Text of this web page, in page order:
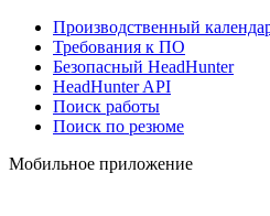
Производственный
Требования к ПО
Безопасный HeadHunter
HeadHunter API
Поиск работы
Поиск по резюме
Мобильное приложение